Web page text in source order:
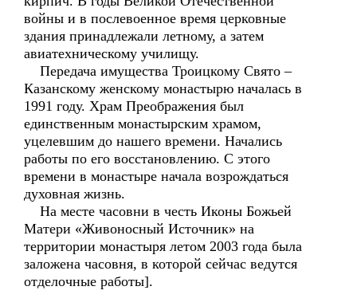
войны и в послевоенное время церковные
здания принадлежали летному, а затем
авиатехническому училищу.
Передача имущества Троицкому Свято –
Казанскому женскому монастырю началась в
1991 году. Храм Преображения был
единственным монастырским храмом,
уцелевшим до нашего времени. Начались
работы по его восстановлению. С этого
времени в монастыре начала возрождаться
духовная жизнь.
На месте часовни в честь Иконы Божьей
Матери «Живоносный Источник» на
территории монастыря летом 2003 года была
заложена часовня, в которой сейчас ведутся
отделочные работы].